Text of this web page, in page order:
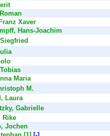
Xaver
Hans-Joachim
Maria
M.
Laura
Gabrielle
Rike
Jochen
[1] [-]